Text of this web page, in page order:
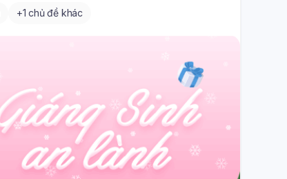
+1 chủ đề khác